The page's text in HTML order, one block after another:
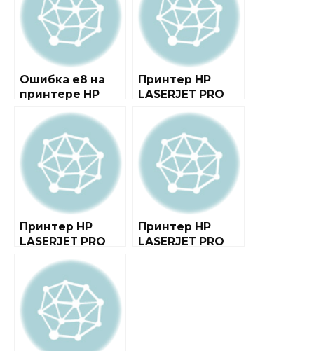
Ошибка e8 на
принтере HP
mfp
Принтер HP
LASERJET PRO
M175A
Принтер HP
LASERJET PRO
M276NW
Принтер HP
LASERJET PRO